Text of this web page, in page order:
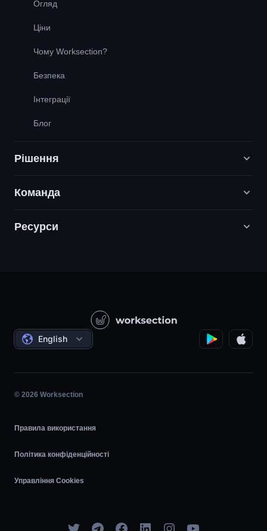
Огляд
Ціни
Чому Worksection?
Безпека
Інтеграції
Блог
Рішення
Digital Маркетинг агенції
Проєктний менеджмент
Погодинка
Команда
Вакансії
Ресурси
Угоди
English
© 2026 Worksection
Правила використання
Політика конфіденційності
Управління Cookies